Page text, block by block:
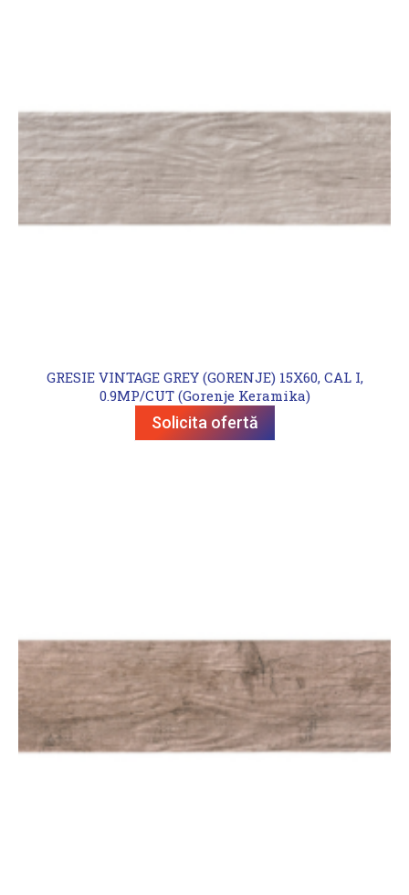
GRESIE VINTAGE GREY (GORENJE) 15X60, CAL I,
0.9MP/CUT (Gorenje Keramika)
Solicita ofertă